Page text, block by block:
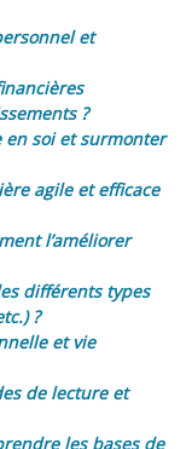
et
?
en soi et surmonter
agile et efficace
l’améliorer
différents types
?
et vie
de lecture et
les bases de